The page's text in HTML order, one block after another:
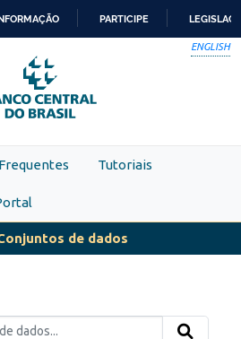
PARA
O
CONTEÚDO
PARTICIPE
ENGLISH
Tutoriais
de dados